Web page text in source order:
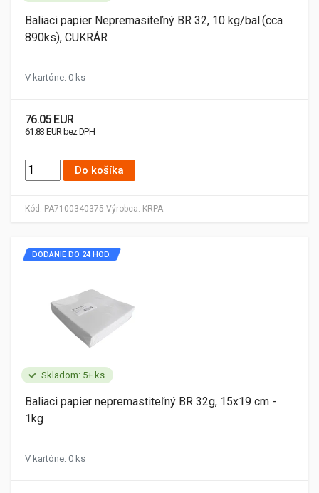
Kód: PA7100340375 Výrobca: KRPA
Baliaci papier Nepremasiteľný BR 32, 10 kg/bal.(cca
890ks), CUKRÁR
V kartóne: 0 ks
76.05 EUR
61.83 EUR bez DPH
Do košíka
Skladom: 5+ ks
DODANIE DO 24 HOD.
Baliaci papier nepremastiteľný BR 32g, 15x19 cm -
1kg
V kartóne: 0 ks